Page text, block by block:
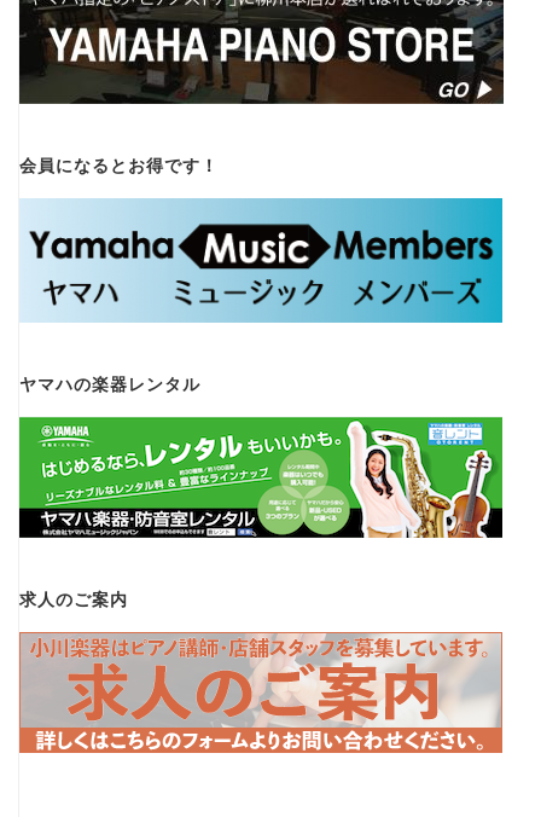
会員になるとお得です！
ヤマハの楽器レンタル
求人のご案内